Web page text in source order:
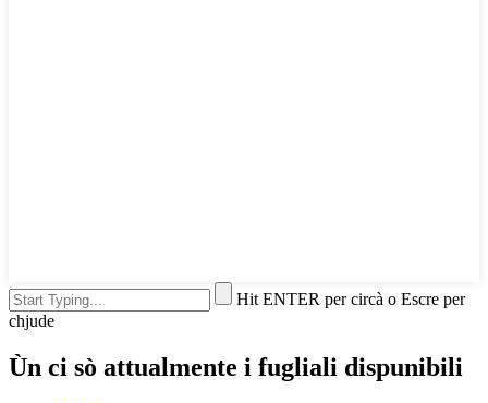
Hit ENTER per circà o Escre per
chjude
Ùn ci sò attualmente i fugliali dispunibili